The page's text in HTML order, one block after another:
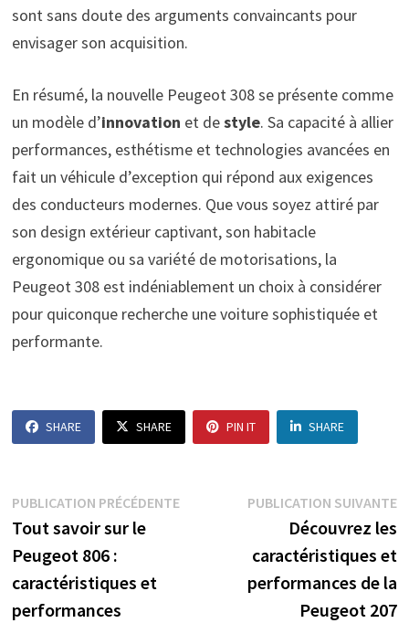
sont sans doute des arguments convaincants pour
envisager son acquisition.
En résumé, la nouvelle Peugeot 308 se présente comme
un modèle d’innovation et destyle. Sa capacité à allier
performances, esthétisme et technologies avancées en
fait un véhicule d’exception qui répond aux exigences
des conducteurs modernes. Que vous soyez attiré par
son design extérieur captivant, son habitacle
ergonomique ou sa variété de motorisations, la
Peugeot 308 est indéniablement un choix à considérer
pour quiconque recherche une voiture sophistiquée et
performante.
SHARE SHARE PIN IT SHARE
Navigation
de
l’article
PUBLICATION PRÉCÉDENTEPublication
Tout savoir sur le
Peugeot 806 :
caractéristiques et
performances
PUBLICATION SUIVANTE
Découvrez les
caractéristiques et
performances de la
Peugeot 207